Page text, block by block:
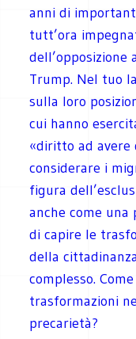
anni di
tutt’ora
Trump. Nel tuo
sulla loro
cui hanno
«diritto ad avere
considerare i
figura
anche come
di capire le
della
complesso.
trasformazioni
precarietà?